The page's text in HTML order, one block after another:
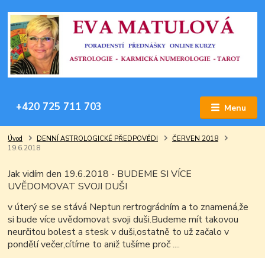
Menu
+420 725 711 703
Úvod DENNÍ ASTROLOGICKÉ PŘEDPOVĚDI
ČERVEN 2018
19.6.2018
Jak vidím den 19.6.2018 - BUDEME SI VÍCE
UVĚDOMOVAT SVOJI DUŠI
v úterý se se stává Neptun rertrográdním a to znamená,že
si bude více uvědomovat svoji duši.Budeme mít takovou
neurčitou bolest a stesk v duši,ostatně to už začalo v
pondělí večer,cítíme to aniž tušíme proč ....